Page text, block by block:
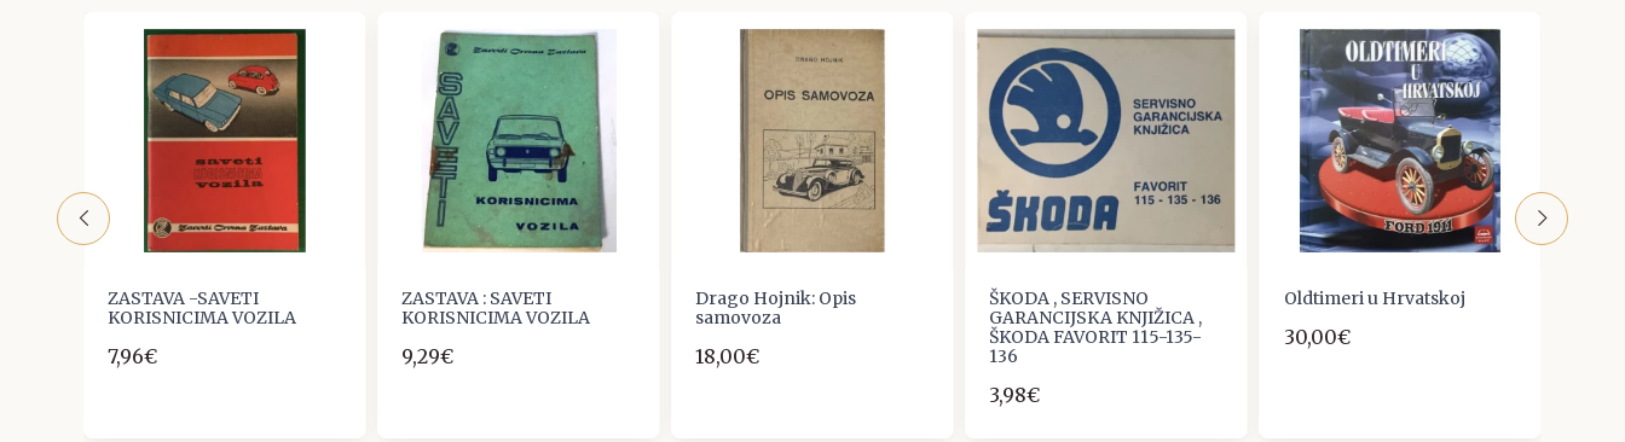
ZASTAVA -SAVETI
KORISNICIMA VOZILA
7,96€
ZASTAVA : SAVETI
KORISNICIMA VOZILA
9,29€
Drago Hojnik: Opis
samovoza
18,00€
ŠKODA , SERVISNO
GARANCIJSKA KNJIŽICA ,
ŠKODA FAVORIT 115-135-
136
3,98€
Oldtimeri u Hrvatskoj
30,00€